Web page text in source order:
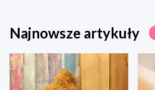
Najnowsze artykuły